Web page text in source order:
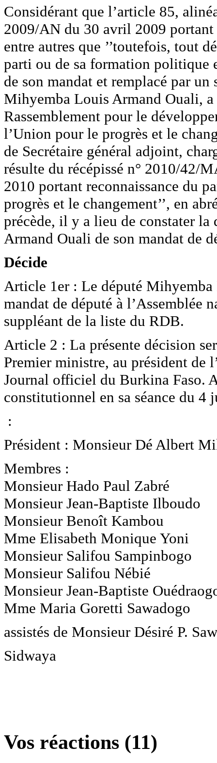
Considérant que l’article 85,
2009/AN du 30 avril 2009
entre autres que ’’toutefois, tout
parti ou de sa formation politique
de son mandat et remplacé par un
Mihyemba Louis Armand Ouali,
Rassemblement pour le
l’Union pour le progrès et le
de Secrétaire général adjoint,
résulte du récépissé n° 2010/42/
2010 portant reconnaissance du
progrès et le changement’’, en
précède, il y a lieu de constater
Armand Ouali de son mandat de
Décide
Article 1er : Le député
mandat de député à l’Assemblée
suppléant de la liste du RDB.
Article 2 : La présente décision
Premier ministre, au président de
Journal officiel du Burkina Faso.
constitutionnel en sa séance du 4
:
Président : Monsieur Dé Albert
Membres :
Monsieur Hado Paul Zabré
Monsieur Jean-Baptiste Ilboudo
Monsieur Benoît Kambou
Mme Elisabeth Monique Yoni
Monsieur Salifou Sampinbogo
Monsieur Salifou Nébié
Monsieur Jean-Baptiste
Mme Maria Goretti Sawadogo
assistés de Monsieur Désiré P.
Sidwaya
Vos réactions (11)